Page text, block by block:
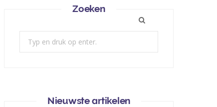
Zoeken
Nieuwste artikelen